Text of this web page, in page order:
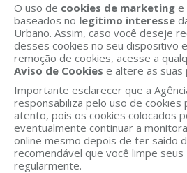
O uso de cookies de marketing e
baseados no legítimo interesse
Urbano. Assim, caso você deseje
desses cookies no seu dispositivo
remoção de cookies, acesse a
Aviso de Cookies e altere as suas
Importante esclarecer que a
responsabiliza pelo uso de cookies
atento, pois os cookies colocados
eventualmente continuar a
online mesmo depois de ter saído
recomendável que você limpe seus
regularmente.